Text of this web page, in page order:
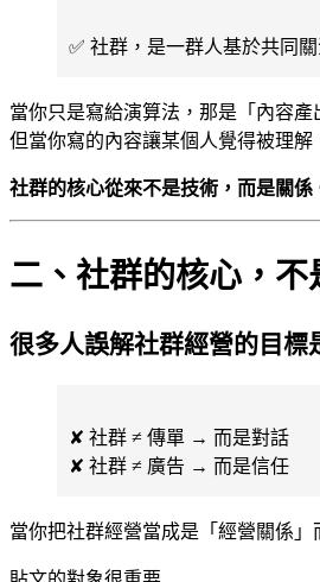
✅ 社群，是一群人基於共同
當你只是寫給演算法，那是「內容產
但當你寫的內容讓某個人覺得被理解
社群的核心從來不是技術，而是關係
二、社群的核心，
很多人誤解社群經營的目標
✘ 社群 ≠ 傳單 → 而是對話
✘ 社群 ≠ 廣告 → 而是信任
當你把社群經營當成是「經營關係」